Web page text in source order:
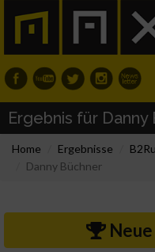
Ergebnis für Danny
Home Ergebnisse
Danny Büchner
Neue